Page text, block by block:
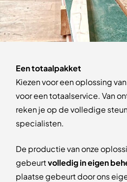
Een totaalpakket
Kiezen voor een oplossing
voor een totaalservice. Van
reken je op de volledige
specialisten.
De productie van onze
gebeurtvolledig in eigen
plaatse gebeurt door ons